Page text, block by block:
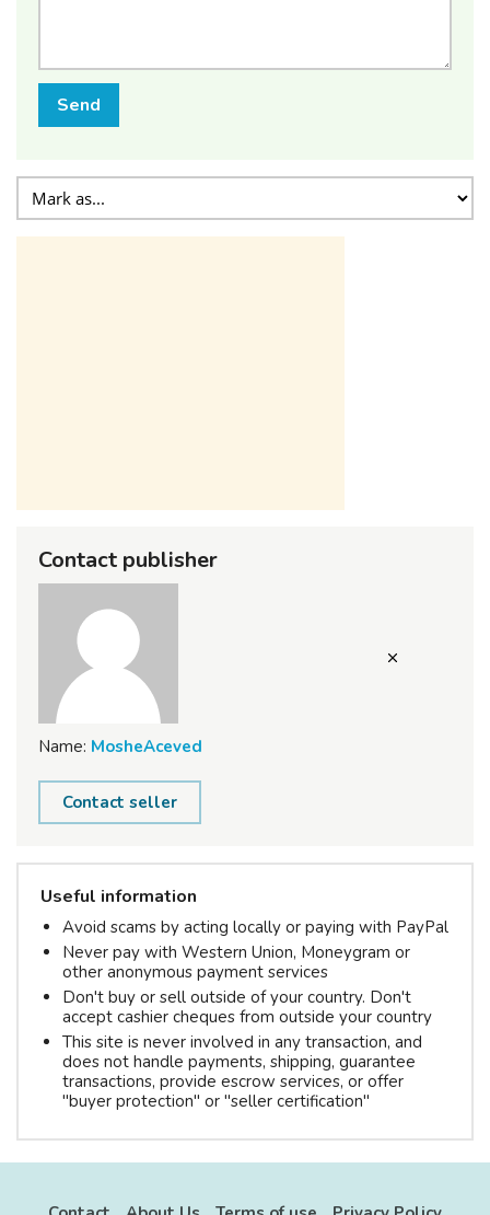
Send
Contact publisher
Name: MosheAceved
Contact seller
Useful information
Avoid scams by acting locally or paying with PayPal
Never pay with Western Union, Moneygram or
other anonymous payment services
Don't buy or sell outside of your country. Don't
accept cashier cheques from outside your country
This site is never involved in any transaction, and
does not handle payments, shipping, guarantee
transactions, provide escrow services, or offer
"buyer protection" or "seller certification"